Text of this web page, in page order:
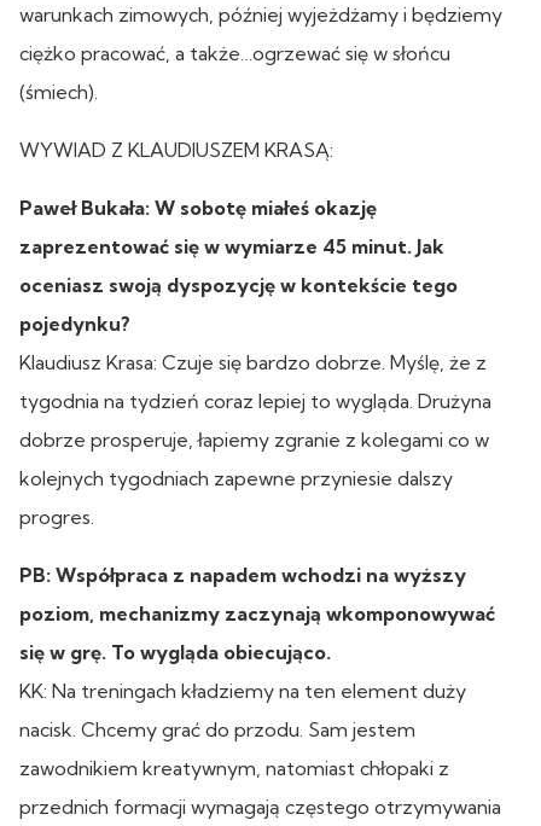
warunkach zimowych, później wyjeżdżamy i będziemy
ciężko pracować, a także…ogrzewać się w słońcu
(śmiech).
WYWIAD Z KLAUDIUSZEM KRASĄ:
Paweł Bukała: W sobotę miałeś okazję
zaprezentować się w wymiarze 45 minut. Jak
oceniasz swoją dyspozycję w kontekście tego
pojedynku?
Klaudiusz Krasa: Czuje się bardzo dobrze. Myślę, że z
tygodnia na tydzień coraz lepiej to wygląda. Drużyna
dobrze prosperuje, łapiemy zgranie z kolegami co w
kolejnych tygodniach zapewne przyniesie dalszy
progres.
PB: Współpraca z napadem wchodzi na wyższy
poziom, mechanizmy zaczynają wkomponowywać
się w grę. To wygląda obiecująco.
KK: Na treningach kładziemy na ten element duży
nacisk. Chcemy grać do przodu. Sam jestem
zawodnikiem kreatywnym, natomiast chłopaki z
przednich formacji wymagają częstego otrzymywania